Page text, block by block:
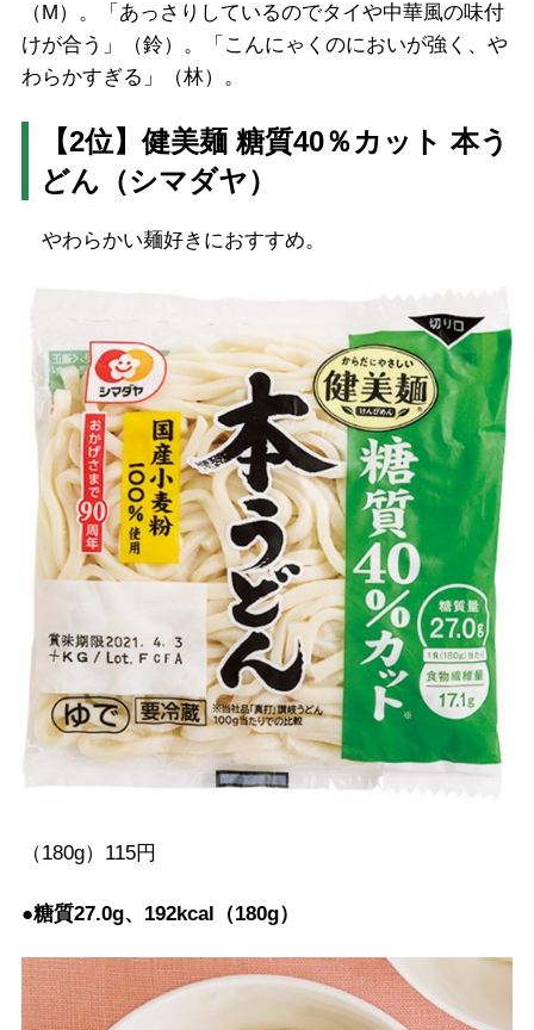
（M）。「あっさりしているのでタイや中華風の味付
けが合う」（鈴）。「こんにゃくのにおいが強く、や
わらかすぎる」（林）。
【2位】健美麺 糖質40％カット 本う
どん（シマダヤ）
やわらかい麺好きにおすすめ。
（180g）115円
●糖質27.0g、192kcal（180g）